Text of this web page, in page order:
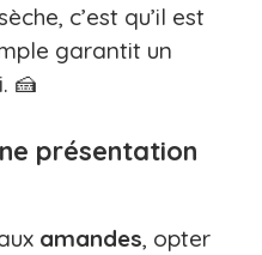
c’est qu’il est
garantit un
🍰
présentation
amandes, opter